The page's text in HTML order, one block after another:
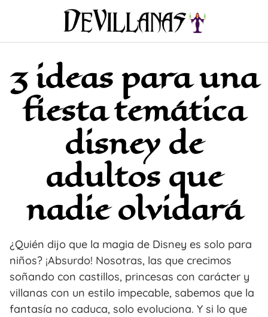
3 ideas para una
fiesta temática
disney de
adultos que
nadie olvidará
¿Quién dijo que la magia de Disney es solo para
niños? ¡Absurdo! Nosotras, las que crecimos
soñando con castillos, princesas con carácter y
villanas con un estilo impecable, sabemos que la
fantasía no caduca, solo evoluciona. Y si lo que